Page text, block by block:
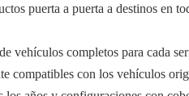
puerta a puerta a destinos en
vehículos completos para cada
compatibles con los vehículos